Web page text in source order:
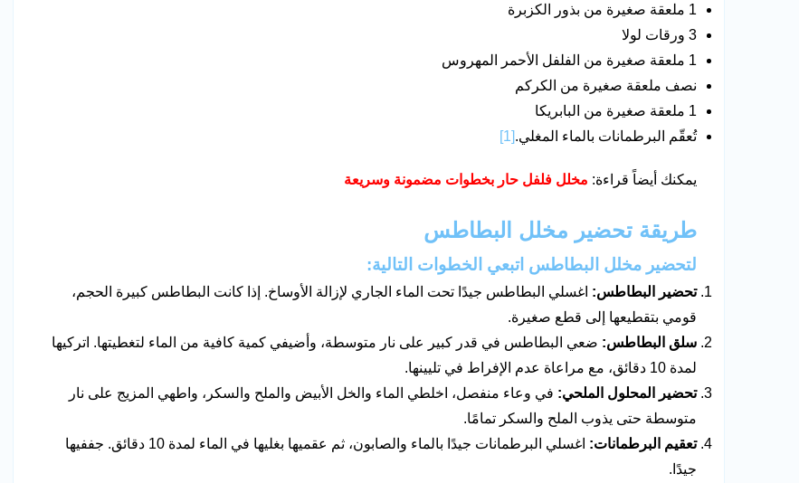
1 ملعقة صغيرة من بذور الكزبرة
3 ورقات لولا
1 ملعقة صغيرة من الفلفل الأحمر المهروس
نصف ملعقة صغيرة من الكركم
1 ملعقة صغيرة من البابريكا
تُعقّم البرطمانات بالماء المغلي.[1]
يمكنك أيضاً قراءة: مخلل فلفل حار بخطوات مضمونة وسريعة
طريقة تحضير مخلل البطاطس
لتحضير مخلل البطاطس اتبعي الخطوات التالية:
تحضير البطاطس: اغسلي البطاطس جيدًا تحت الماء الجاري لإزالة الأوساخ. إذا كانت البطاطس كبيرة الحجم،
قومي بتقطيعها إلى قطع صغيرة.
سلق البطاطس: ضعي البطاطس في قدر كبير على نار متوسطة، وأضيفي كمية كافية من الماء لتغطيتها. اتركيها
لمدة 10 دقائق، مع مراعاة عدم الإفراط في تليينها.
تحضير المحلول الملحي: في وعاء منفصل، اخلطي الماء والخل الأبيض والملح والسكر، واطهي المزيج على نار
متوسطة حتى يذوب الملح والسكر تمامًا.
تعقيم البرطمانات:
اغسلي البرطمانات جيدًا بالماء والصابون، ثم عقميها بغليها في الماء لمدة 10 دقائق. جففيها
جيدًا.